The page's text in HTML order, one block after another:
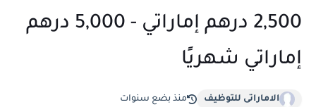
2,500 درهم إماراتي - 5,000 درهم
إماراتي شهريًا
الاماراتى للتوظيف منذ بضع سنوات